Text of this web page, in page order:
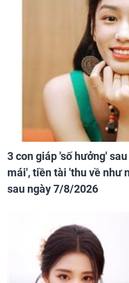
3 con giáp 'số hưởng'
mái', tiền tài 'thu về như
sau ngày 7/8/2026